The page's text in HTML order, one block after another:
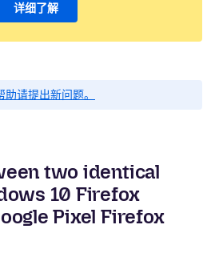
详细了解
请提出新问题。
two identical
10 Firefox
Pixel Firefox